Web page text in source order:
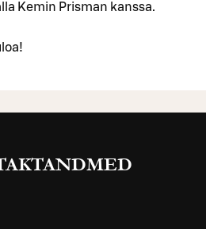
Kemin Prisman kanssa.